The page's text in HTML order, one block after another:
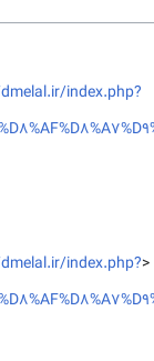
index.php?
index.php?